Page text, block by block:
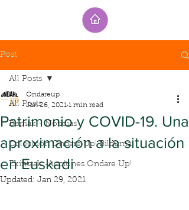
Post
All Posts
Berriak - Noticias
Colección Ondare Up! Bilduma
Ekintzak -Acciones Ondare Up!
All Posts
Patrimonio y COVID-19. Una
aproximación a la situación
en Euskadi
Ondareup
Jan 26, 2021 1 min read
Updated: Jan 29, 2021